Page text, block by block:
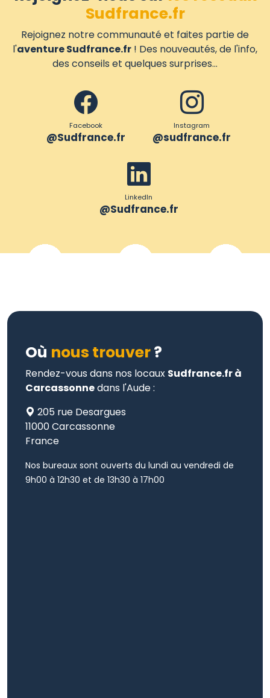
Sudfrance.fr
Rejoignez notre communauté et faites partie de
l'aventure Sudfrance.fr ! Des nouveautés, de l'info,
des conseils et quelques surprises...
Facebook
@Sudfrance.fr
Instagram
@sudfrance.fr
LinkedIn
@Sudfrance.fr
Où nous trouver?
Rendez-vous dans nos locaux Sudfrance.fr à
Carcassonnedans l'Aude :
205 rue Desargues
11000 Carcassonne
France
Nos bureaux sont ouverts du lundi au vendredi de
9h00 à 12h30 et de 13h30 à 17h00